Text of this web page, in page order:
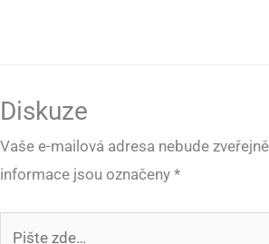
Diskuze
Vaše e-mailová adresa nebude
informace jsou označeny *